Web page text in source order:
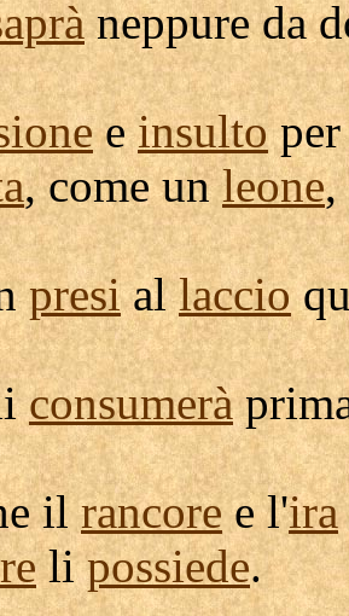
neppure da
einsulto
, come unleone
presiallaccio
consumerà
ilrancoree l'ira
lipossiede.